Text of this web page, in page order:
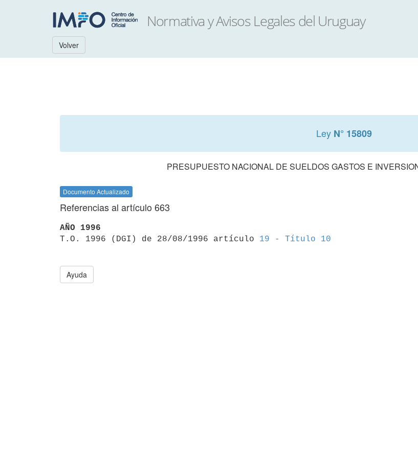
Volver
Ley N° 15809
PRESUPUESTO NACIONAL DE SUELDOS GASTOS E
Documento Actualizado
Referencias al artículo 663
AÑO 1996
T.O. 1996 (DGI) de 28/08/1996 artículo 19 - Título 10
Ayuda